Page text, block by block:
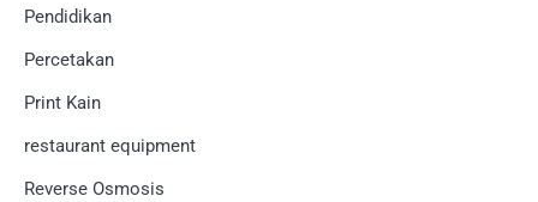
Pendidikan
Percetakan
Print Kain
restaurant equipment
Reverse Osmosis